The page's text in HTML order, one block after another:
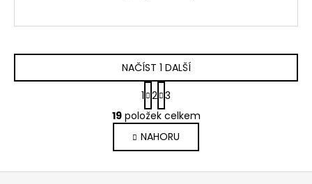
O
v
l
á
d
NAČÍST 1 DALŠÍ
S
t
r
á
n
k
o
1 2 3
19položek celkem
NAHORU